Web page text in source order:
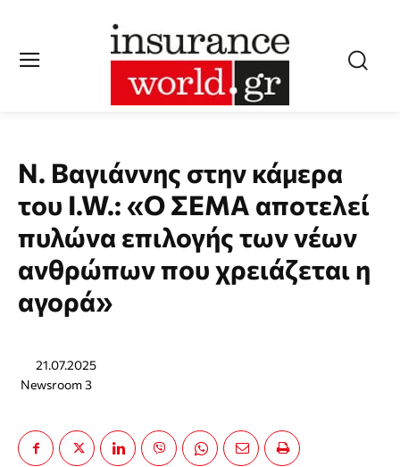
Ν. Βαγιάννης στην κάμερα
του I.W.: «Ο ΣΕΜΑ αποτελεί
πυλώνα επιλογής των νέων
ανθρώπων που χρειάζεται η
αγορά»
21.07.2025
Newsroom 3